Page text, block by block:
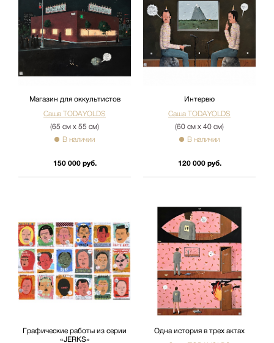
Магазин для оккультистов
Саша TODAYOLDS
(65 см х 55 см)
В наличии
150 000 руб.
Интервю
Саша TODAYOLDS
(60 см х 40 см)
В наличии
120 000 руб.
Графические работы из серии
«JERKS»
Одна история в трех актах